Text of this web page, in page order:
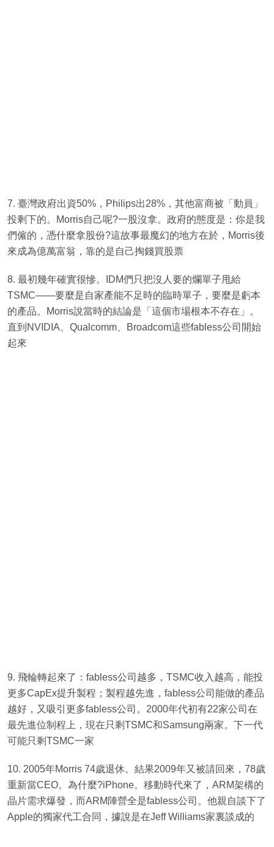
7. 臺灣政府出資50%，Philips出28%，其他富商被「動員」
投剩下的。Morris自己呢?一股沒拿。政府的態度是：你是我
們僱的，憑什麼拿股份?這故事最魔幻的地方在於，Morris後
來成為億萬富翁，靠的是自己掏錢買股票
8. 最初幾年確實很慘。IDM們只把沒人要的爛單子甩給
TSMC——要麼是自家產能不足時的臨時單子，要麼是虧本
的產品。Morris說當時的結論是「這個市場根本不存在」。
直到NVIDIA、Qualcomm、Broadcom這些fabless公司開始
起來
9. 飛輪轉起來了：fabless公司越多，TSMC收入越高，能投
更多CapEx提升製程；製程越先進，fabless公司能做的產品
越好，又吸引更多fabless公司。2000年代初有22家公司在
最先進位制程上，現在只剩TSMC和Samsung兩家。下一代
可能只剩TSMC一家
10. 2005年Morris 74歲退休。結果2009年又被請回來，78歲
重新當CEO。為什麼?iPhone。移動時代來了，ARM架構的
晶片需求爆發，而ARM陣營全是fabless公司。他親自談下了
Apple的獨家代工合同，據說是在Jeff Williams家裏談成的